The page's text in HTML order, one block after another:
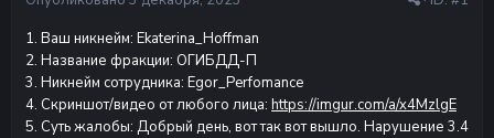
1. Ваш никнейм: Ekaterina_Hoffman
2. Название фракции: ОГИБДД-П
3. Никнейм сотрудника: Egor_Perfomance
4. Скриншот/видео от любого лица: https://imgur.com/a/x4MzlgE
5. Суть жалобы: Добрый день, вот так вот вышло. Нарушение 3.4